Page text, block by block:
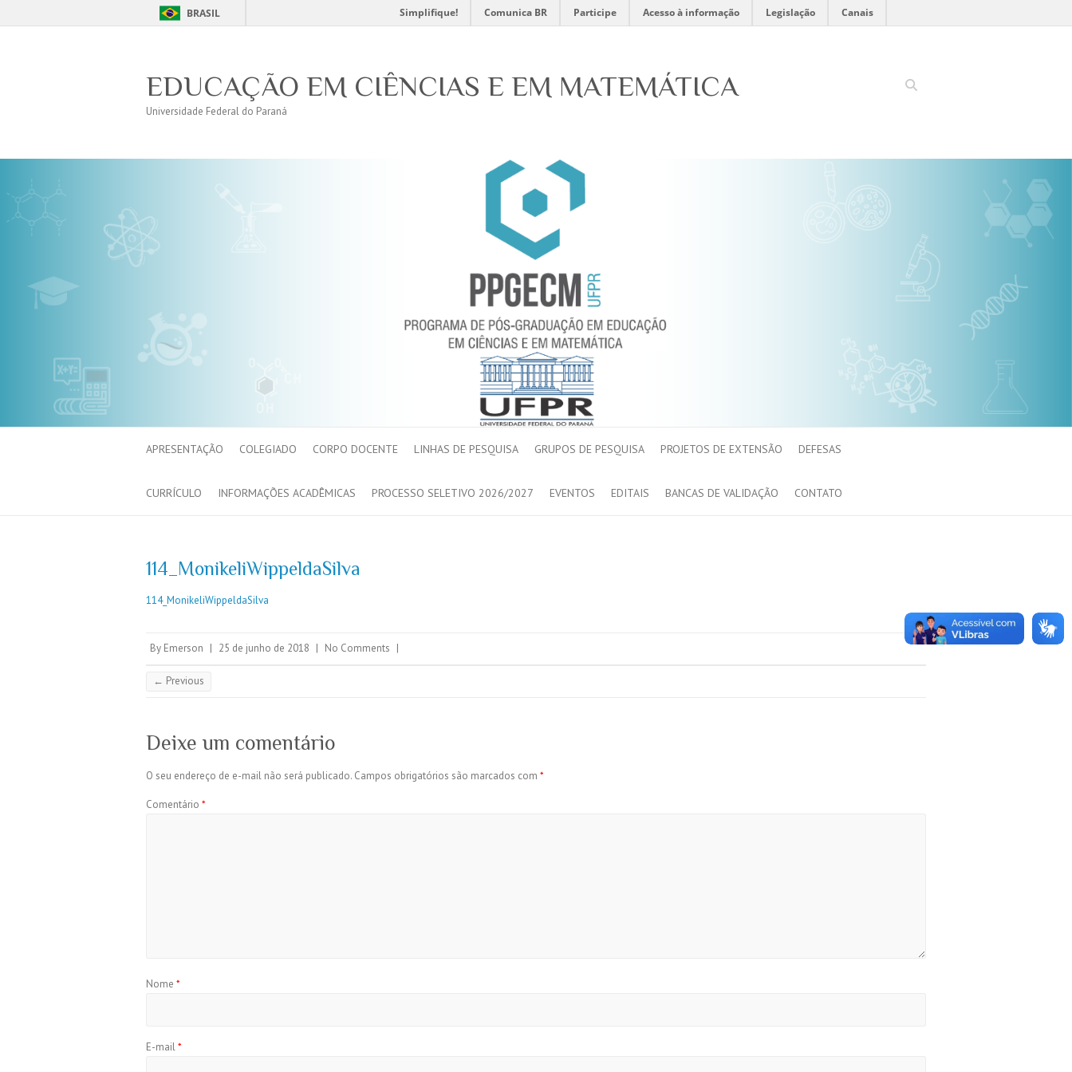
BRASIL Simplifique! Comunica BR Participe Acesso à informação Legislação Canais
Search
EDUCAÇÃO EM CIÊNCIAS E EM MATEMÁTICA
Universidade Federal do Paraná
APRESENTAÇÃO COLEGIADO CORPO DOCENTE LINHAS DE PESQUISA GRUPOS DE PESQUISA PROJETOS DE EXTENSÃO DEFESAS
CURRÍCULO INFORMAÇÕES ACADÊMICAS PROCESSO SELETIVO 2026/2027 EVENTOS EDITAIS BANCAS DE VALIDAÇÃO CONTATO
114_MonikeliWippeldaSilva
114_MonikeliWippeldaSilva
By Emerson | 25 de junho de 2018 | No Comments |
← Previous
Deixe um comentário
O seu endereço de e-mail não será publicado. Campos obrigatórios são marcados com *
Comentário *
Nome *
E-mail*